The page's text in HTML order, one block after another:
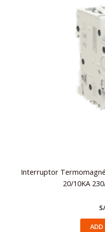
Interruptor
20/10KA
S/
ADD